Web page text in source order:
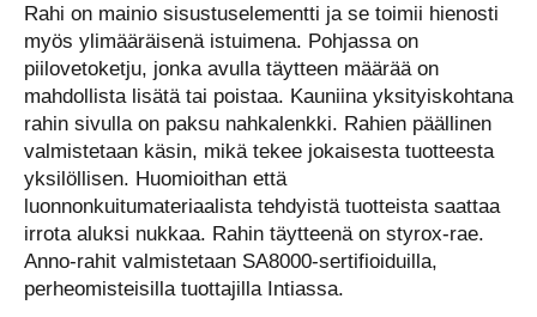
Rahi on mainio sisustuselementti ja se toimii hienosti
myös ylimääräisenä istuimena. Pohjassa on
piilovetoketju, jonka avulla täytteen määrää on
mahdollista lisätä tai poistaa. Kauniina yksityiskohtana
rahin sivulla on paksu nahkalenkki. Rahien päällinen
valmistetaan käsin, mikä tekee jokaisesta tuotteesta
yksilöllisen. Huomioithan että
luonnonkuitumateriaalista tehdyistä tuotteista saattaa
irrota aluksi nukkaa. Rahin täytteenä on styrox-rae.
Anno-rahit valmistetaan SA8000-sertifioiduilla,
perheomisteisilla tuottajilla Intiassa.